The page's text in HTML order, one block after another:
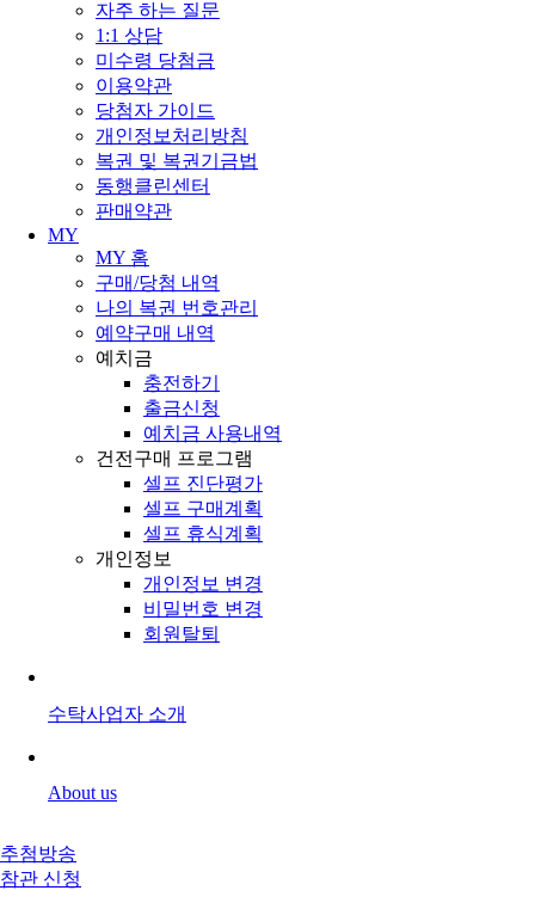
자주 하는 질문
1:1 상담
미수령 당첨금
이용약관
당첨자 가이드
개인정보처리방침
복권 및 복권기금법
동행클린센터
판매약관
MY
MY 홈
구매/당첨 내역
나의 복권 번호관리
예약구매 내역
예치금
충전하기
출금신청
예치금 사용내역
건전구매 프로그램
셀프 진단평가
셀프 구매계획
셀프 휴식계획
개인정보
개인정보 변경
비밀번호 변경
회원탈퇴
수탁사업자 소개
About us
추첨방송
참관 신청